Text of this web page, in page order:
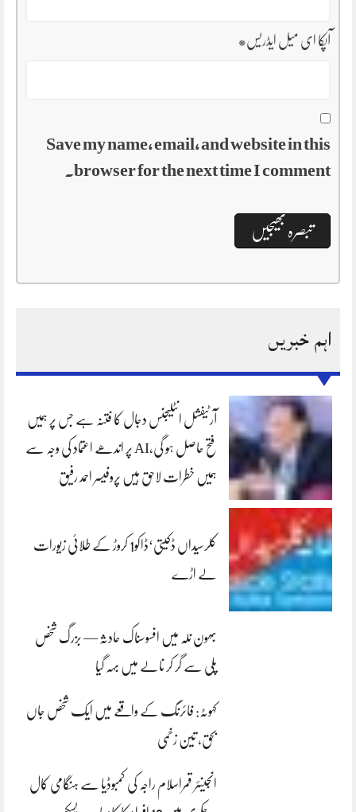
آپکا ای میل ایڈریس*
Save my name, email, and website in this
browser for the next time I comment.
اہم خبریں
آرٹیفشل انٹلیجنس دجال کا فتنہ ہے جس پر ہمیں
فتح حاصل ہو گی،AI پر اندھے اعتماد کی وجہ سے
ہمیں خطرات لاحق ہیں پروفیسر احمد رفیق
کلرسیداں ڈکیتی‘ڈاکو1 کروڑ کے طلائی زیورات
لے اڑے
بھون نلہ میں افسوسناک حادثہ — بزرگ شخص
پلی سے گر کر نالے میں بہہ گیا
کہوٹہ: فائرنگ کے واقعے میں ایک شخص جاں
بحق، تین زخمی
انجینئر قمراسلام راجہ کی کمبوڈیا سے ہنگامی کال